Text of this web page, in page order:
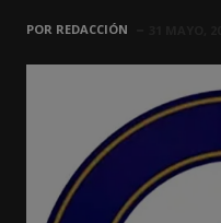
POR REDACCIÓN